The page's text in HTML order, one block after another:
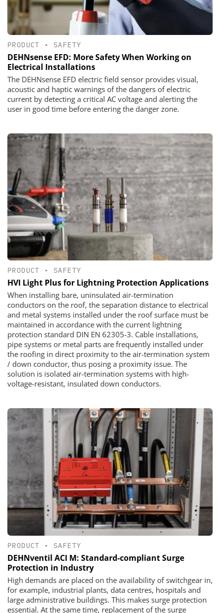
PRODUCT • SAFETY
DEHNsense EFD: More Safety When Working on
Electrical Installations
The DEHNsense EFD electric field sensor provides visual,
acoustic and haptic warnings of the dangers of electric
current by detecting a critical AC voltage and alerting the
user in good time before entering the danger zone.
PRODUCT • SAFETY
HVI Light Plus for Lightning Protection Applications
When installing bare, uninsulated air-termination
conductors on the roof, the separation distance to electrical
and metal systems installed under the roof surface must be
maintained in accordance with the current lightning
protection standard DIN EN 62305-3. Cable installations,
pipe systems or metal parts are frequently installed under
the roofing in direct proximity to the air-termination system
/ down conductor, thus posing a proximity issue. The
solution is isolated air-termination systems with high-
voltage-resistant, insulated down conductors.
PRODUCT • SAFETY
DEHNventil ACI M: Standard-compliant Surge
Protection in Industry
High demands are placed on the availability of switchgear in,
for example, industrial plants, data centres, hospitals and
large administrative buildings. This makes surge protection
essential. At the same time, replacement of the surge